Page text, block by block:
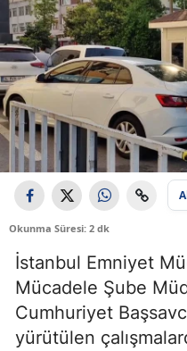
Okunma Süresi: 2 dk
İstanbul Emniyet
Mücadele Şube
Cumhuriyet
yürütülen